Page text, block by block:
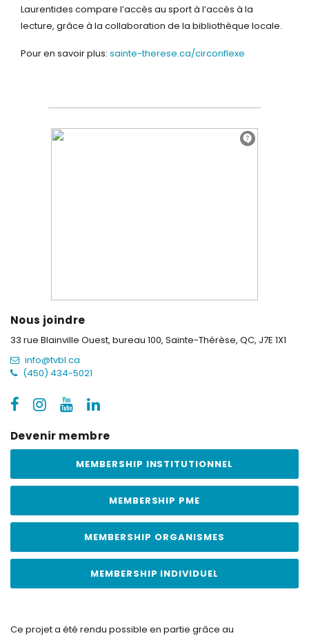
Laurentides compare l’accès au sport à l’accès à la
lecture, grâce à la collaboration de la bibliothèque locale.
Pour en savoir plus: sainte-therese.ca/circonflexe
Nous joindre
33 rue Blainville Ouest, bureau 100, Sainte-Thérèse, QC, J7E 1X1
info@tvbl.ca
(450) 434-5021
Devenir membre
MEMBERSHIP INSTITUTIONNEL
MEMBERSHIP PME
MEMBERSHIP ORGANISMES
MEMBERSHIP INDIVIDUEL
Ce projet a été rendu possible en partie grâce au